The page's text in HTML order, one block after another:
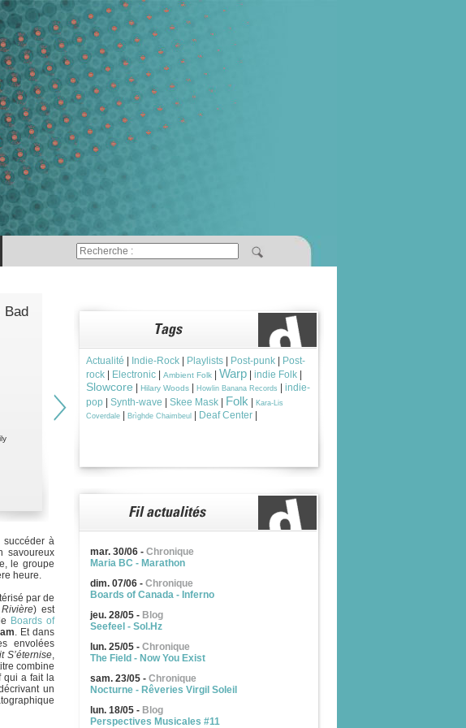
Bad
à
savoureux
le groupe
heure.
par de
Rivière) est
Boards of
. Et dans
envolées
S’éternise,
combine
qui a fait la
un
Actualité Indie-Rock Playlists Post-punk
Post-
rock
Electronic Ambient Folk Warp indie Folk
Slowcore Hilary Woods Howlin Banana Records
indie-
pop
Synth-wave Skee Mask Folk
Kara-Lis
Coverdale
Brìghde Chaimbeul Deaf Center
mar. 30/06 - Chronique
Maria BC - Marathon
dim. 07/06 - Chronique
Boards of Canada - Inferno
jeu. 28/05 - Blog
Seefeel - Sol.Hz
lun. 25/05 - Chronique
The Field - Now You Exist
sam. 23/05 - Chronique
Nocturne - Rêveries Virgil Soleil
lun. 18/05 - Blog
Perspectives Musicales #11